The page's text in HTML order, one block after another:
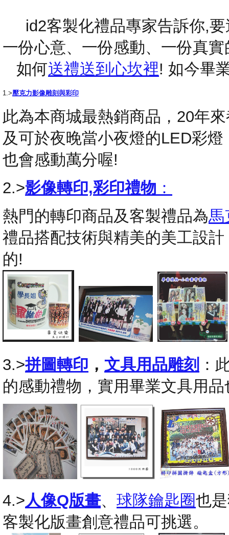
id2客製化禮品專家告訴你,要
一份心意、一份感動、一份真
如何送禮送到心坎裡! 如今畢
1.>壓克力影像雕刻與彩印
此為本商城最熱銷商品，20年
及可於夜晚當小夜燈的LED彩
也會感動萬分喔!
2.>影像轉印,彩印禮物 ：
熱門的轉印商品及客製禮品為馬
禮品搭配技術與精美的美工設
的!
3.>拼圖轉印 ， 文具用品雕刻 ：
的感動禮物，實用畢業文具用
4.>人像Q版畫、 球隊鑰匙圈也
客製化版畫創意禮品可挑選。